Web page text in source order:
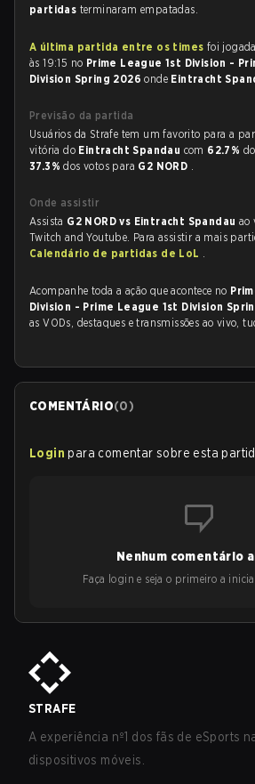
partidas terminaram empatadas.
A última partida entre os times foi
às 19:15 no Prime League 1st Division -
Division Spring 2026onde Eintracht
Previsão da partida
Usuários da Strafe tem um favorito para a
vitória do Eintracht Spandau com 62.7%
37.3%dos votos para G2 NORD .
Onde assistir
Assista G2 NORD vs Eintracht Spandau ao
Twitch and Youtube. Para assistir a mais
Calendário de partidas de LoL .
Acompanhe toda a ação que acontece no
Division - Prime League 1st Division
as VODs, destaques e transmissões ao vivo,
COMENTÁRIO(0)
Login para comentar sobre esta
Nenhum comentário
Faça login e seja o primeiro a
STRAFE
A experiência nº1 dos fãs de eSports
dispositivos móveis.